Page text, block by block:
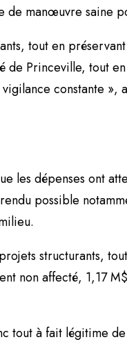
de manœuvre saine
tout en
de Princeville, tout
constante »,
les dépenses ont
possible
structurants,
non affecté, 1,17
tout à fait légitime